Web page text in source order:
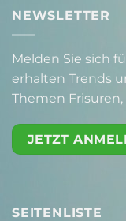
NEWSLETTER
Melden Sie sich
erhalten Trends
Themen
JETZT
SEITENLISTE